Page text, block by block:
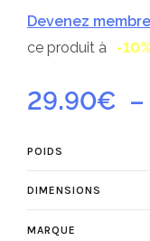
Devenez membre
ce produit à
-
29.90€ –
POIDS
DIMENSIONS
MARQUE